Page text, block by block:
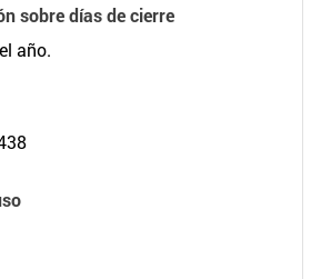
sobre días de cierre
año.